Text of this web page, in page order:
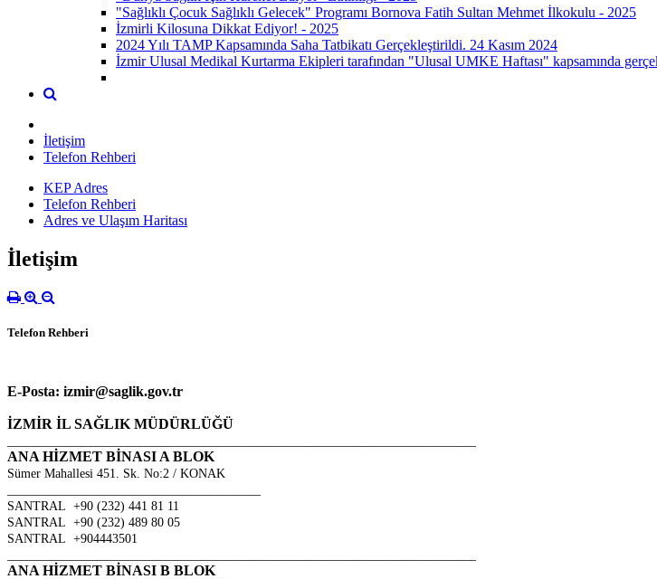
"Sağlıklı Çocuk Sağlıklı Gelecek" Programı Bornova Fatih Sultan Mehmet İlkokulu - 2025
İzmirli Kilosuna Dikkat Ediyor! - 2025
2024 Yılı TAMP Kapsamında Saha Tatbikatı Gerçekleştirildi. 24 Kasım 2024
İzmir Ulusal Medikal Kurtarma Ekipleri tarafından "Ulusal UMKE Haftası" kapsamında
İletişim
Telefon Rehberi
KEP Adres
Telefon Rehberi
Adres ve Ulaşım Haritası
İletişim
Telefon Rehberi
E-Posta: izmir@saglik.gov.tr
İZMİR İL SAĞLIK MÜDÜRLÜĞÜ
ANA HİZMET BİNASI A BLOK
Sümer Mahallesi 451. Sk. No:2 / KONAK
SANTRAL +90 (232) 441 81 11
SANTRAL +90 (232) 489 80 05
SANTRAL +904443501
ANA HİZMET BİNASI B BLOK